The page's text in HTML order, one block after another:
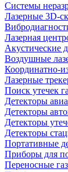
Системы
Лазерные 3D-
Лазерная
Акустические
Воздушные
Координатно-
Лазерные
Поиск утечек
Детекторы
Детекторы
Детекторы
Детекторы
Портативные
Приборы для
Переносные